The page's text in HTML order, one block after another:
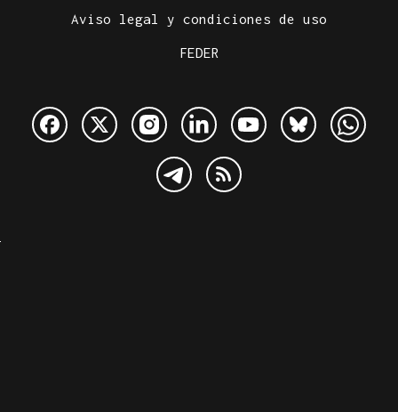
Aviso legal y condiciones de uso
FEDER